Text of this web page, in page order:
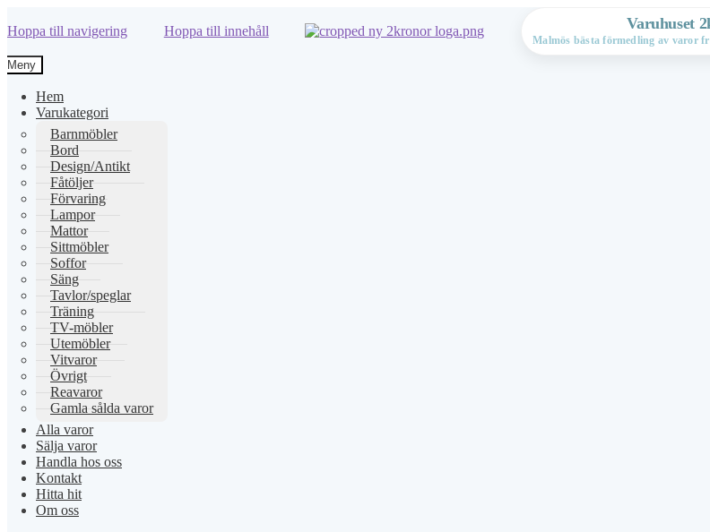
Hoppa till navigering Hoppa till innehåll Varuhuset
Malmös bästa förmedling av varor
Meny
Hem
Varukategori
Barnmöbler
Bord
Design/Antikt
Fåtöljer
Förvaring
Lampor
Mattor
Sittmöbler
Soffor
Säng
Tavlor/speglar
Träning
TV-möbler
Utemöbler
Vitvaror
Övrigt
Reavaror
Gamla sålda varor
Alla varor
Sälja varor
Handla hos oss
Kontakt
Hitta hit
Om oss